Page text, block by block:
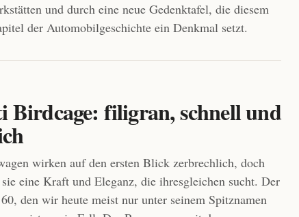
und durch eine neue Gedenktafel, die diesem
der Automobilgeschichte ein Denkmal setzt.
Birdcage: filigran, schnell und
wirken auf den ersten Blick zerbrechlich, doch
eine Kraft und Eleganz, die ihresgleichen sucht. Der
den wir heute meist nur unter seinem Spitznamen